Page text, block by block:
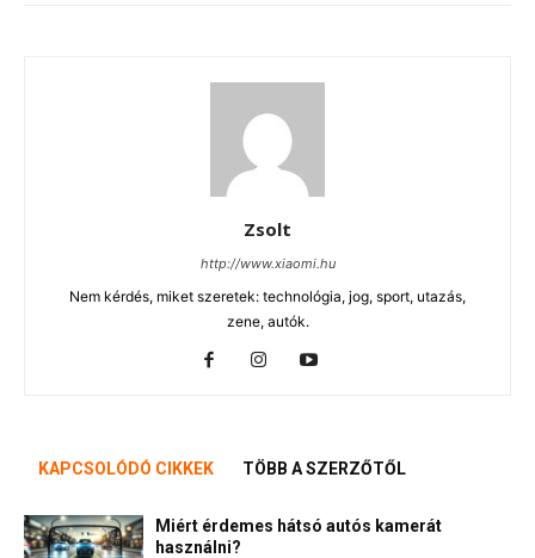
Zsolt
http://www.xiaomi.hu
Nem kérdés, miket szeretek: technológia, jog, sport, utazás,
zene, autók.
KAPCSOLÓDÓ CIKKEK TÖBB A SZERZŐTŐL
Miért érdemes hátsó autós kamerát
használni?